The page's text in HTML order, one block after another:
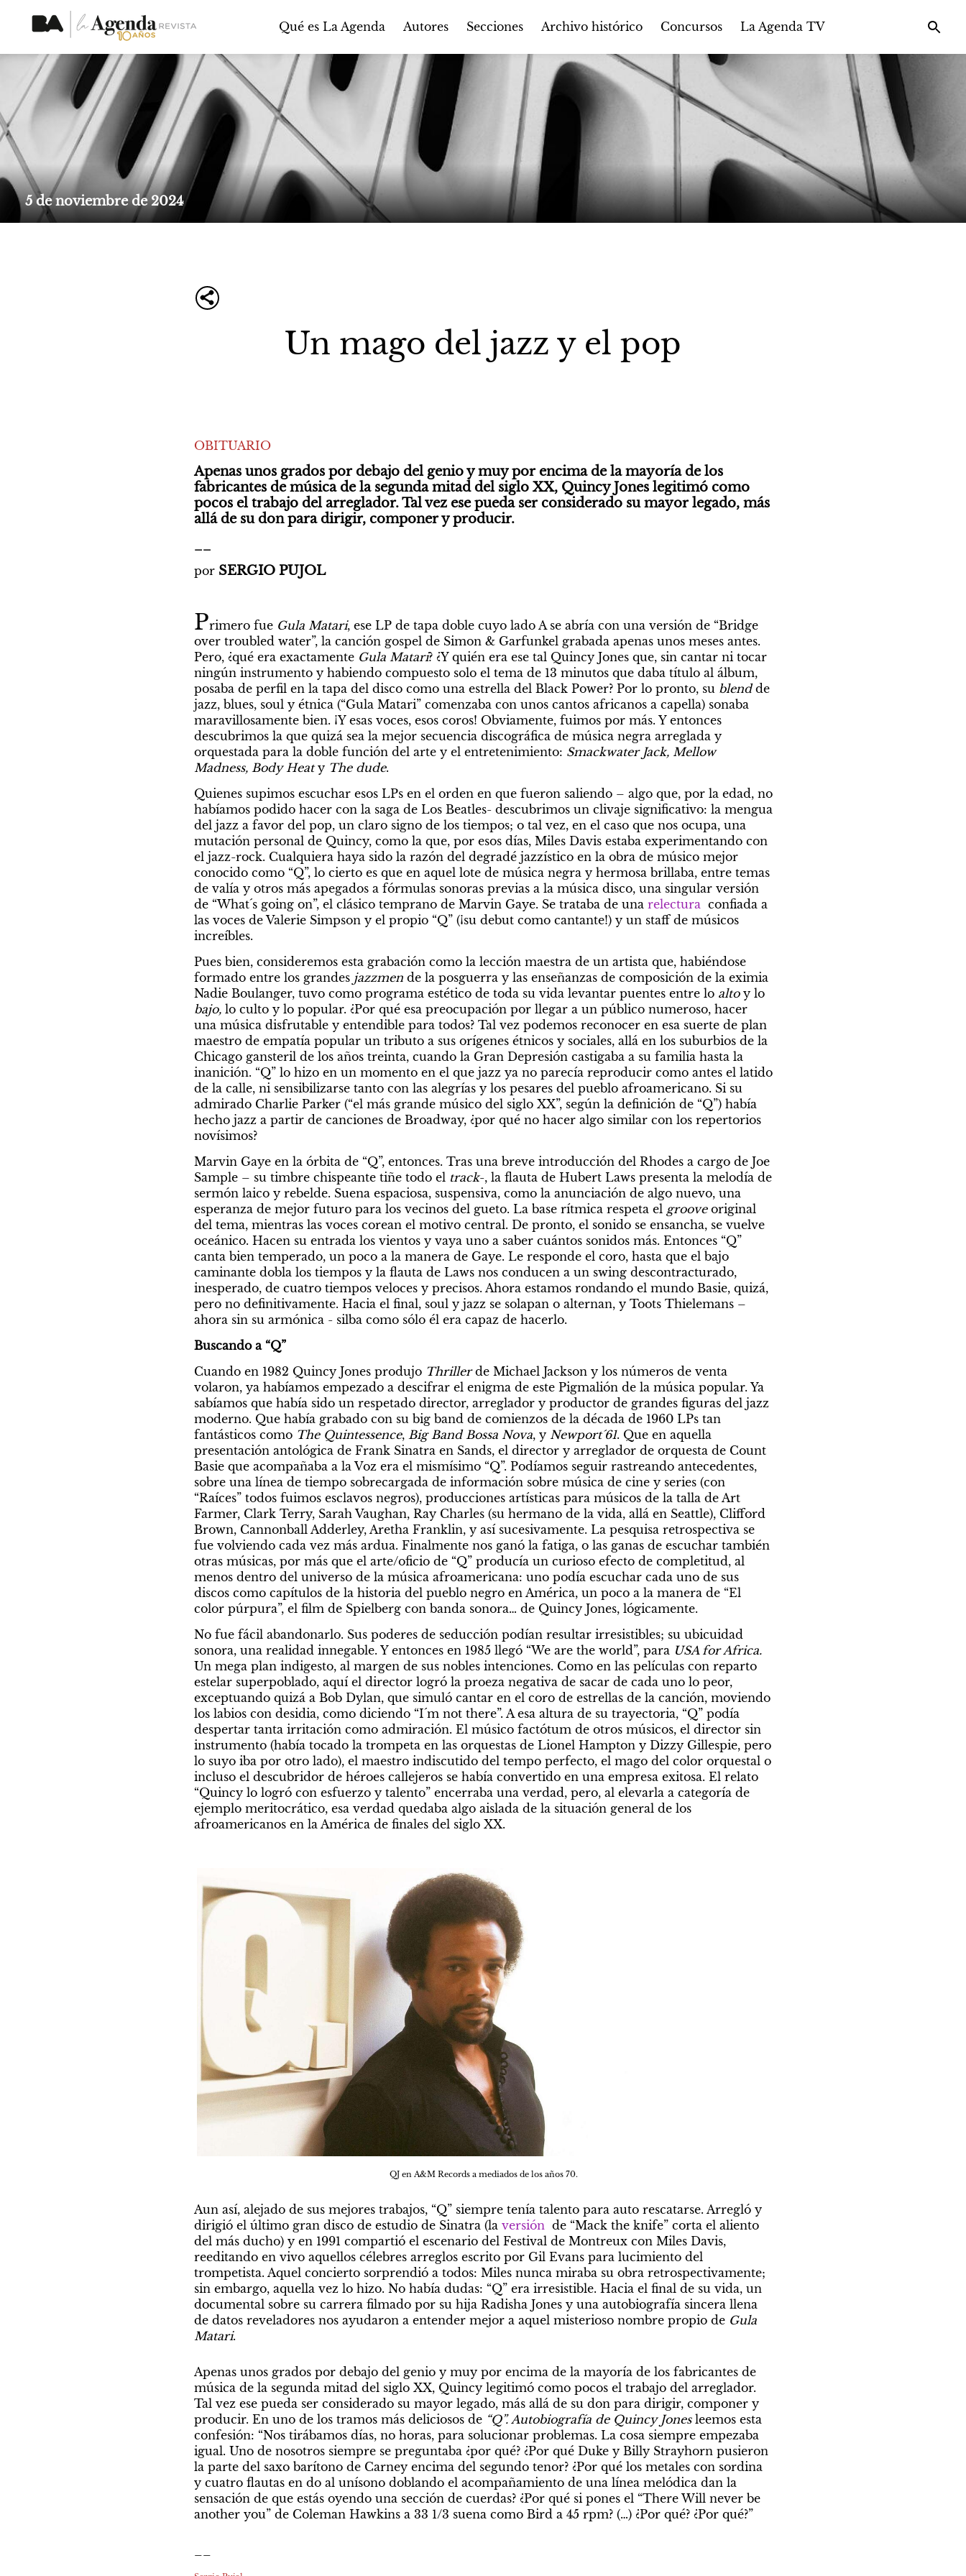
Qué es La Agenda Autores Secciones Archivo histórico Concursos La Agenda TV
5 de noviembre de 2024
Un mago del jazz y el pop
OBITUARIO
Apenas unos grados por debajo del genio y muy por encima de la mayoría de los
fabricantes de música de la segunda mitad del siglo XX, Quincy Jones legitimó como
pocos el trabajo del arreglador. Tal vez ese pueda ser considerado su mayor legado, más
allá de su don para dirigir, componer y producir.
por SERGIO PUJOL
Primero fue Gula Matari, ese LP de tapa doble cuyo lado A se abría con una versión de “Bridge
over troubled water”, la canción gospel de Simon & Garfunkel grabada apenas unos meses antes.
Pero, ¿qué era exactamente Gula Matari? ¿Y quién era ese tal Quincy Jones que, sin cantar ni tocar
ningún instrumento y habiendo compuesto solo el tema de 13 minutos que daba título al álbum,
posaba de perfil en la tapa del disco como una estrella del Black Power? Por lo pronto, su blend de
jazz, blues, soul y étnica (“Gula Matari” comenzaba con unos cantos africanos a capella) sonaba
maravillosamente bien. ¡Y esas voces, esos coros! Obviamente, fuimos por más. Y entonces
descubrimos la que quizá sea la mejor secuencia discográfica de música negra arreglada y
orquestada para la doble función del arte y el entretenimiento: Smackwater Jack, Mellow
Madness, Body Heat y The dude.
Quienes supimos escuchar esos LPs en el orden en que fueron saliendo – algo que, por la edad, no
habíamos podido hacer con la saga de Los Beatles- descubrimos un clivaje significativo: la mengua
del jazz a favor del pop, un claro signo de los tiempos; o tal vez, en el caso que nos ocupa, una
mutación personal de Quincy, como la que, por esos días, Miles Davis estaba experimentando con
el jazz-rock. Cualquiera haya sido la razón del degradé jazzístico en la obra de músico mejor
conocido como “Q”, lo cierto es que en aquel lote de música negra y hermosa brillaba, entre temas
de valía y otros más apegados a fórmulas sonoras previas a la música disco, una singular versión
de “What´s going on”, el clásico temprano de Marvin Gaye. Se trataba de una relectura
  confiada a
las voces de Valerie Simpson y el propio “Q” (¡su debut como cantante!) y un staff de músicos
increíbles.
Pues bien, consideremos esta grabación como la lección maestra de un artista que, habiéndose
formado entre los grandes jazzmen de la posguerra y las enseñanzas de composición de la eximia
Nadie Boulanger, tuvo como programa estético de toda su vida levantar puentes entre lo alto
y lo
bajo, lo culto y lo popular. ¿Por qué esa preocupación por llegar a un público numeroso, hacer
una música disfrutable y entendible para todos? Tal vez podemos reconocer en esa suerte de plan
maestro de empatía popular un tributo a sus orígenes étnicos y sociales, allá en los suburbios de la
Chicago gansteril de los años treinta, cuando la Gran Depresión castigaba a su familia hasta la
inanición. “Q” lo hizo en un momento en el que jazz ya no parecía reproducir como antes el latido
de la calle, ni sensibilizarse tanto con las alegrías y los pesares del pueblo afroamericano. Si su
admirado Charlie Parker (“el más grande músico del siglo XX”, según la definición de “Q”) había
hecho jazz a partir de canciones de Broadway, ¿por qué no hacer algo similar con los repertorios
novísimos?
Marvin Gaye en la órbita de “Q”, entonces. Tras una breve introducción del Rhodes a cargo de Joe
Sample – su timbre chispeante tiñe todo el track-, la flauta de Hubert Laws presenta la melodía de
sermón laico y rebelde. Suena espaciosa, suspensiva, como la anunciación de algo nuevo, una
esperanza de mejor futuro para los vecinos del gueto. La base rítmica respeta el groove original
del tema, mientras las voces corean el motivo central. De pronto, el sonido se ensancha, se vuelve
oceánico. Hacen su entrada los vientos y vaya uno a saber cuántos sonidos más. Entonces “Q”
canta bien temperado, un poco a la manera de Gaye. Le responde el coro, hasta que el bajo
caminante dobla los tiempos y la flauta de Laws nos conducen a un swing descontracturado,
inesperado, de cuatro tiempos veloces y precisos. Ahora estamos rondando el mundo Basie, quizá,
pero no definitivamente. Hacia el final, soul y jazz se solapan o alternan, y Toots Thielemans –
ahora sin su armónica - silba como sólo él era capaz de hacerlo.
Buscando a “Q”
Cuando en 1982 Quincy Jones produjo Thriller de Michael Jackson y los números de venta
volaron, ya habíamos empezado a descifrar el enigma de este Pigmalión de la música popular. Ya
sabíamos que había sido un respetado director, arreglador y productor de grandes figuras del jazz
moderno. Que había grabado con su big band de comienzos de la década de 1960 LPs tan
fantásticos como The Quintessence, Big Band Bossa Nova, y Newport´61. Que en aquella
presentación antológica de Frank Sinatra en Sands, el director y arreglador de orquesta de Count
Basie que acompañaba a la Voz era el mismísimo “Q”. Podíamos seguir rastreando antecedentes,
sobre una línea de tiempo sobrecargada de información sobre música de cine y series (con
“Raíces” todos fuimos esclavos negros), producciones artísticas para músicos de la talla de Art
Farmer, Clark Terry, Sarah Vaughan, Ray Charles (su hermano de la vida, allá en Seattle), Clifford
Brown, Cannonball Adderley, Aretha Franklin, y así sucesivamente. La pesquisa retrospectiva se
fue volviendo cada vez más ardua. Finalmente nos ganó la fatiga, o las ganas de escuchar también
otras músicas, por más que el arte/oficio de “Q” producía un curioso efecto de completitud, al
menos dentro del universo de la música afroamericana: uno podía escuchar cada uno de sus
discos como capítulos de la historia del pueblo negro en América, un poco a la manera de “El
color púrpura”, el film de Spielberg con banda sonora… de Quincy Jones, lógicamente.
No fue fácil abandonarlo. Sus poderes de seducción podían resultar irresistibles; su ubicuidad
sonora, una realidad innegable. Y entonces en 1985 llegó “We are the world”, para USA for Africa.
Un mega plan indigesto, al margen de sus nobles intenciones. Como en las películas con reparto
estelar superpoblado, aquí el director logró la proeza negativa de sacar de cada uno lo peor,
exceptuando quizá a Bob Dylan, que simuló cantar en el coro de estrellas de la canción, moviendo
los labios con desidia, como diciendo “I´m not there”. A esa altura de su trayectoria, “Q” podía
despertar tanta irritación como admiración. El músico factótum de otros músicos, el director sin
instrumento (había tocado la trompeta en las orquestas de Lionel Hampton y Dizzy Gillespie, pero
lo suyo iba por otro lado), el maestro indiscutido del tempo perfecto, el mago del color orquestal o
incluso el descubridor de héroes callejeros se había convertido en una empresa exitosa. El relato
“Quincy lo logró con esfuerzo y talento” encerraba una verdad, pero, al elevarla a categoría de
ejemplo meritocrático, esa verdad quedaba algo aislada de la situación general de los
afroamericanos en la América de finales del siglo XX.
QJ en A&M Records a mediados de los años 70.
Aun así, alejado de sus mejores trabajos, “Q” siempre tenía talento para auto rescatarse. Arregló y
dirigió el último gran disco de estudio de Sinatra (la versión
  de “Mack the knife” corta el aliento
del más ducho) y en 1991 compartió el escenario del Festival de Montreux con Miles Davis,
reeditando en vivo aquellos célebres arreglos escrito por Gil Evans para lucimiento del
trompetista. Aquel concierto sorprendió a todos: Miles nunca miraba su obra retrospectivamente;
sin embargo, aquella vez lo hizo. No había dudas: “Q” era irresistible. Hacia el final de su vida, un
documental sobre su carrera filmado por su hija Radisha Jones y una autobiografía sincera llena
de datos reveladores nos ayudaron a entender mejor a aquel misterioso nombre propio de Gula
Matari.
Apenas unos grados por debajo del genio y muy por encima de la mayoría de los fabricantes de
música de la segunda mitad del siglo XX, Quincy legitimó como pocos el trabajo del arreglador.
Tal vez ese pueda ser considerado su mayor legado, más allá de su don para dirigir, componer y
producir. En uno de los tramos más deliciosos de “Q”. Autobiografía de Quincy Jones leemos esta
confesión: “Nos tirábamos días, no horas, para solucionar problemas. La cosa siempre empezaba
igual. Uno de nosotros siempre se preguntaba ¿por qué? ¿Por qué Duke y Billy Strayhorn pusieron
la parte del saxo barítono de Carney encima del segundo tenor? ¿Por qué los metales con sordina
y cuatro flautas en do al unísono doblando el acompañamiento de una línea melódica dan la
sensación de que estás oyendo una sección de cuerdas? ¿Por qué si pones el “There Will never be
another you” de Coleman Hawkins a 33 1/3 suena como Bird a 45 rpm? (…) ¿Por qué? ¿Por qué?”